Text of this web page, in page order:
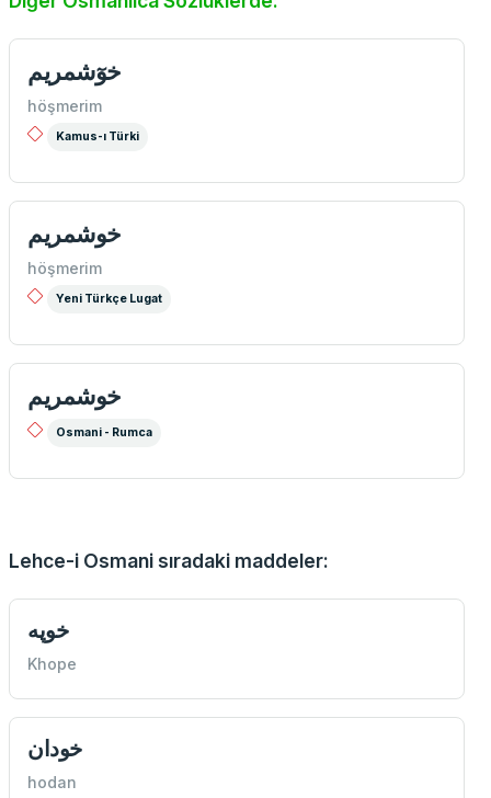
خوٓشمريم
höşmerim
Kamus-ı Türki
خوشمريم
höşmerim
Yeni Türkçe Lugat
خوشمريم
Osmani - Rumca
Lehce-i Osmani sıradaki maddeler:
خوپه
Khope
خودان
hodan